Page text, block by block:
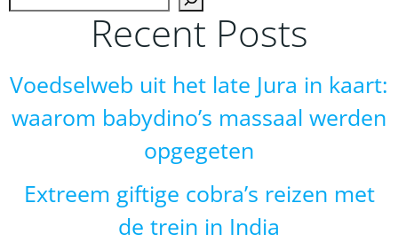
Recent Posts
Voedselweb uit het late Jura in kaart:
waarom babydino’s massaal werden
opgegeten
Extreem giftige cobra’s reizen met
de trein in India